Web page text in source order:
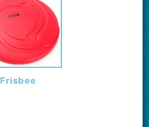
Frisbee